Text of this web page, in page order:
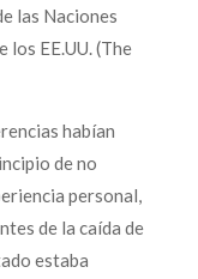
las Naciones
los EE.UU. (The
habían
de no
personal,
de la caída de
estaba